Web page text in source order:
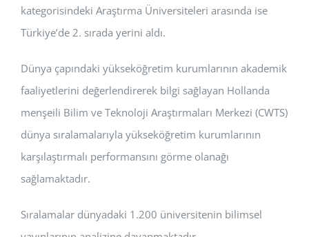
kategorisindeki Araştırma Üniversiteleri arasında ise
Türkiye’de 2. sırada yerini aldı.
Dünya çapındaki yükseköğretim kurumlarının akademik
faaliyetlerini değerlendirerek bilgi sağlayan Hollanda
menşeili Bilim ve Teknoloji Araştırmaları Merkezi (CWTS)
dünya sıralamalarıyla yükseköğretim kurumlarının
karşılaştırmalı performansını görme olanağı
sağlamaktadır.
Sıralamalar dünyadaki 1.200 üniversitenin bilimsel